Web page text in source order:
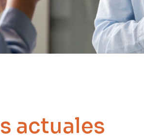
actuales